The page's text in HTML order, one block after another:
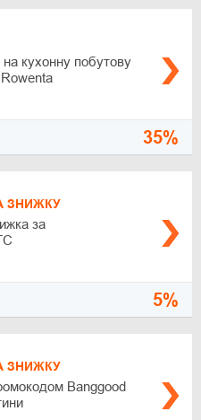
кухонну побутову
Rowenta
35%
ЗНИЖКУ
за
5%
ЗНИЖКУ
Banggood